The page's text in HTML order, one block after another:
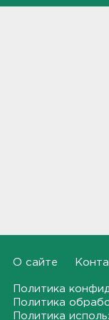
подвела
О сайте
Политика
Политика
Политика